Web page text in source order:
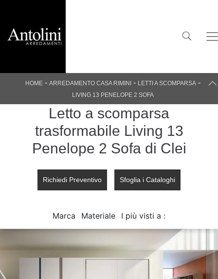
HOME- ARREDAMENTO CASA RIMINI - LETTI A SCOMPARSA -
LIVING 13 PENELOPE 2 SOFA
Letto a scomparsa
trasformabile Living 13
Penelope 2 Sofa di Clei
Richiedi Preventivo Sfoglia i Cataloghi
Marca Materiale I più visti a :